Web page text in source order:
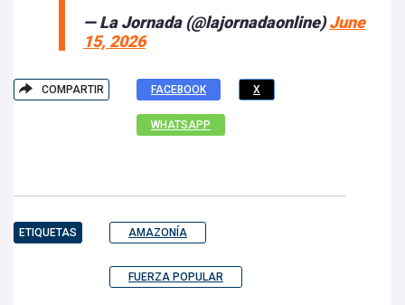
— La Jornada (@lajornadaonline)June
15, 2026
COMPARTIR FACEBOOK X
WHATSAPP
ETIQUETAS AMAZONÍA
FUERZA POPULAR